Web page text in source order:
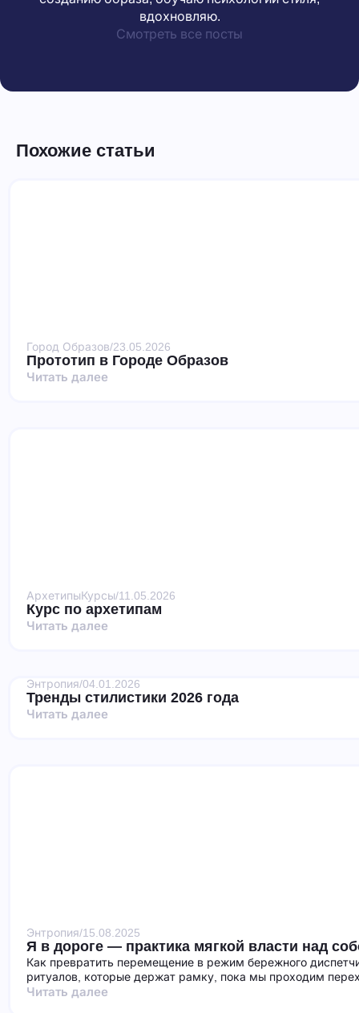
вдохновляю.
Смотреть все посты
Похожие статьи
Город Образов/23.05.2026
Прототип в Городе Образов
Читать далее
АрхетипыКурсы/11.05.2026
Курс по архетипам
Читать далее
Энтропия/04.01.2026
Тренды стилистики 2026 года
Читать далее
Энтропия/15.08.2025
Я в дороге — практика мягкой власти над
Как превратить перемещение в режим бережного
ритуалов, которые держат рамку, пока мы проходим
Читать далее